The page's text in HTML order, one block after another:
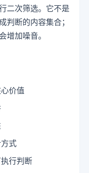
二次筛选。它不是
判断的内容集合；
增加噪音。
价值
式
行判断